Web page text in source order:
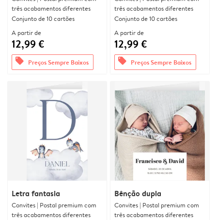
três acabamentos diferentes
Conjunto de 10 cartões
A partir de
12,99 €
offers Preços Sempre Baixos
três acabamentos diferentes
Conjunto de 10 cartões
A partir de
12,99 €
offers Preços Sempre Baixos
Letra fantasia
Convites | Postal premium com
três acabamentos diferentes
Bênção dupla
Convites | Postal premium com
três acabamentos diferentes